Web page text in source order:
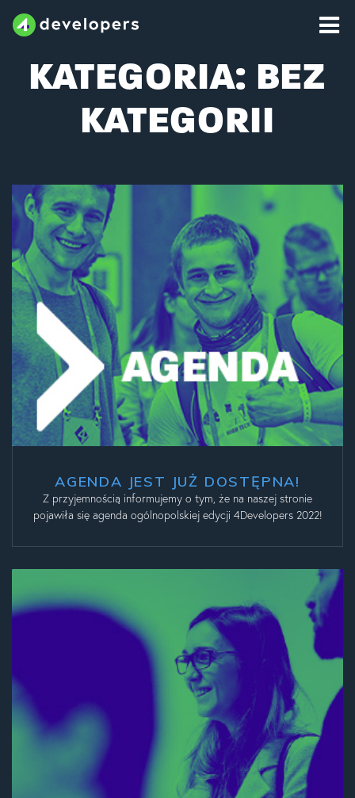
KATEGORIA: BEZ
KATEGORII
AGENDA JEST JUŻ DOSTĘPNA!
Z przyjemnością informujemy o tym, że na naszej stronie
pojawiła się agenda ogólnopolskiej edycji 4Developers 2022!